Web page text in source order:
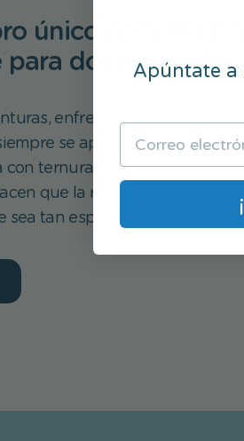
único para
para dos peques!
enfrentan los altibajos
se apoyan mutuamente.
con ternura y humor esos
que la relación entre una
tan especial.
Apúntate a